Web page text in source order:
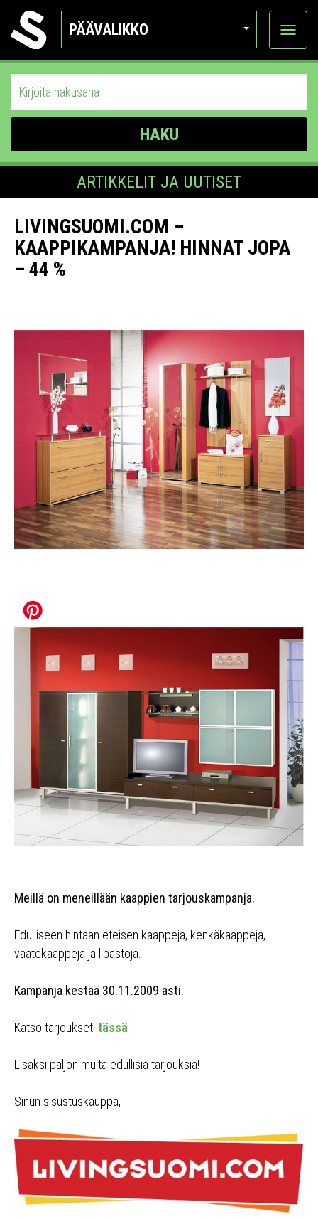
PÄÄVALIKKO
Näytä
HAKU
ARTIKKELIT JA UUTISET
LIVINGSUOMI.COM –
KAAPPIKAMPANJA! HINNAT JOPA
– 44 %
Meillä on meneillään kaappien tarjouskampanja.
Edulliseen hintaan eteisen kaappeja, kenkäkaappeja,
vaatekaappeja ja lipastoja.
Kampanja kestää 30.11.2009 asti.
Katso tarjoukset: tässä
Lisäksi paljon muita edullisia tarjouksia!
Sinun sisustuskauppa,